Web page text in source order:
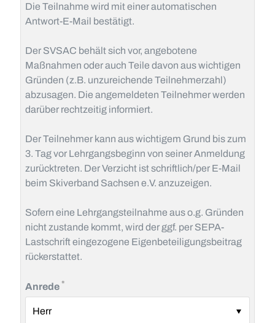
Die Teilnahme wird mit einer automatischen
Antwort-E-Mail bestätigt.
Der SVSAC behält sich vor, angebotene
Maßnahmen oder auch Teile davon aus wichtigen
Gründen (z.B. unzureichende Teilnehmerzahl)
abzusagen. Die angemeldeten Teilnehmer werden
darüber rechtzeitig informiert.
Der Teilnehmer kann aus wichtigem Grund bis zum
3. Tag vor Lehrgangsbeginn von seiner Anmeldung
zurücktreten. Der Verzicht ist schriftlich/per E-Mail
beim Skiverband Sachsen e.V. anzuzeigen.
Sofern eine Lehrgangsteilnahme aus o.g. Gründen
nicht zustande kommt, wird der ggf. per SEPA-
Lastschrift eingezogene Eigenbeteiligungsbeitrag
rückerstattet.
Anrede *Pflichtfeld